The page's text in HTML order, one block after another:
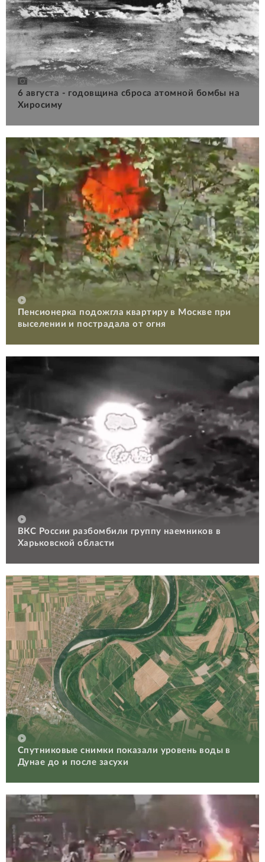
6 августа - годовщина сброса атомной бомбы на
Хиросиму
Пенсионерка подожгла квартиру в Москве при
выселении и пострадала от огня
ВКС России разбомбили группу наемников в
Харьковской области
Спутниковые снимки показали уровень воды в
Дунае до и после засухи